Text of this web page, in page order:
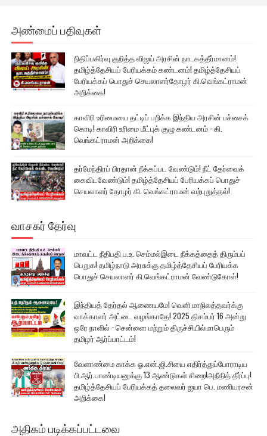
அண்மைப் பதிவுகள்
நிதிப்பகிர்வு குறித்த விஜய் அரசின் நாடகத்தீர்மானம்!
தமிழ்த்தேசியப் பேரியக்கம் கண்டனம்! தமிழ்த்தேசியப்
பேரியக்கப் பொதுச் செயலாளர்தோழர் கி.வெங்கட்ராமன்
அறிக்கை!
காவிரி உரிமையை தட்டிப் பறிக்க இந்திய அரசின் பச்சைக்
கொடி! காவிரி உரிமை மீட்புக் குழு கண்டனம் - கி.
வெங்கட்ராமன் அறிக்கை!
தர்மேந்திரப் பிரதான் நீக்கப்பட வேண்டும்! நீட் தேர்வைக்
கைவிடவேண்டும்! தமிழ்த்தேசியப் பேரியக்கப் பொதுச்
செயலாளர் தோழர் கி. வெங்கட்ராமன் வற்புறுத்தல்!
வாசகர் தேர்வு
மாவட்ட நீதிபதி ப.உ. செம்மல்இடை நீக்கத்தைத் திரும்பப்
பெறுக! தமிழ்நாடு அரசுக்கு தமிழ்த்தேசியப் பேரியக்க
பொதுச் செயலாளர் கி.வெங்கட்ராமன் வேண்டுகோள்!
இந்தியத் தேர்தல் ஆணையமே! வெளி மாநிலத்தவர்க்கு
வாக்காளர் அட்டை வழங்காதே! 2025 திசம்பர் 16 அன்று
ஒரே நாளில் - சென்னை மற்றும் திருச்சியில்மாபெரும்
தமிழர் ஆர்ப்பாட்டம்!
வேளாண்மை காக்க ஓ.என்.ஜி.சியை எதிர்த்துப்போராடிய
பி.ஆர்.பாண்டியனுக்கு 13 ஆண்டுகள் சிறை!அநீதித் தீர்ப்பு!
தமிழ்த்தேசியப் பேரியக்கத் தலைவர் ஐயா பெ. மணியரசன்
அறிக்கை!
அதிகம் படிக்கப்பட்டவை